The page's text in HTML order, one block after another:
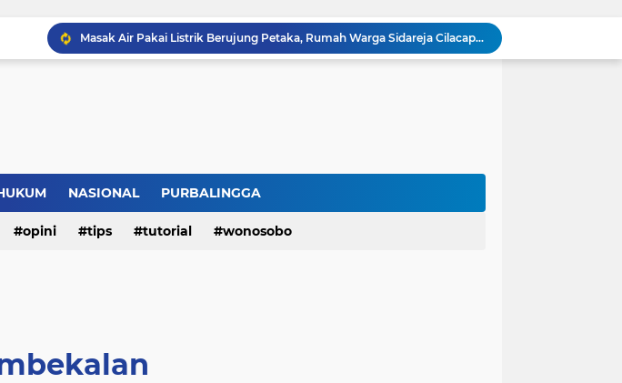
Masak Air Pakai Listrik Berujung Petaka, Rumah Warga Sidareja Cilacap Hangus Terbakar
Dihantam Gelombang Tinggi di Cilacap, KM Pendi Jaya Terbalik dan Tewaskan 2 ABK
Kasus Mandiri Taspen Berlanjut, Pendemo Pasang Tenda Menginap di Lokasi
NASIONAL PURBALINGGA
opini tips tutorial wonosobo